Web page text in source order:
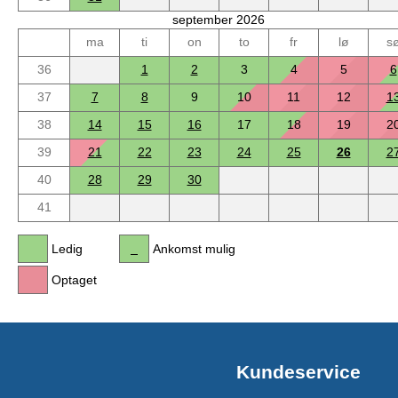
september 2026
ma
ti on to fr lø
36
1 2 3 4 5
6
37
7 8 9 10 11 12
38
14 15 16 17 18 19
39
21 22 23 24 25 26
40
28 29
30
41
Ledig
Optaget
Ankomst mulig
Kundeservice